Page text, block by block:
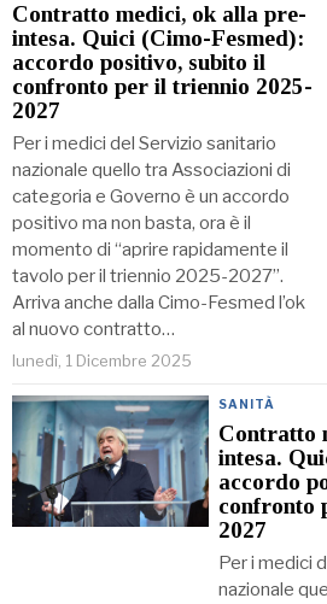
Contratto medici, ok alla pre-
intesa. Quici (Cimo-Fesmed):
accordo positivo, subito il
confronto per il triennio 2025-
2027
Per i medici del Servizio sanitario
nazionale quello tra Associazioni di
categoria e Governo è un accordo
positivo ma non basta, ora è il
momento di “aprire rapidamente il
tavolo per il triennio 2025-2027”.
Arriva anche dalla Cimo-Fesmed l’ok
al nuovo contratto…
lunedì, 1 Dicembre 2025
SANITÀ
Contratto
intesa.
accordo
confronto
2027
Per i medici
nazionale